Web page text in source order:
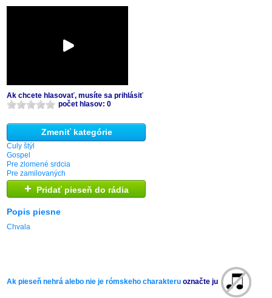
Ak chcete hlasovať, musíte sa prihlásiť
počet hlasov: 0
Zmeniť kategórie
Culy štýl
Gospel
Pre zlomené srdcia
Pre zamilovaných
+ Pridať pieseň do rádia
Popis piesne
Chvala
Ak pieseň nehrá alebo nie je rómskeho charakteru označte ju